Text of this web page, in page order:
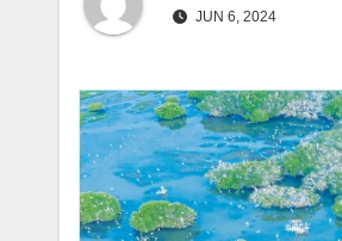
JUN 6, 2024